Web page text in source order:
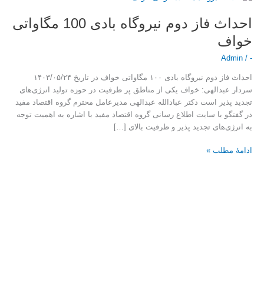
احداث فاز دوم نیروگاه بادی 100 مگاواتی
خواف
-
/
Admin
احداث فاز دوم نیروگاه بادی ۱۰۰ مگاواتی خواف در تاریخ ۱۴۰۳/۰۵/۲۴
سردار عبدالهی: خواف یکی از مناطق پر ظرفیت در حوزه تولید انرژی‌های
تجدید پذیر است دکتر عبادالله عبدالهی مدیرعامل محترم گروه اقتصاد مفید
در گفتگو با سایت اطلاع رسانی گروه اقتصاد مفید با اشاره به اهمیت توجه
به انرژی‌های تجدید پذیر و ظرفیت بالای […]
دوم
نیروگاه
بادی
100
خواف
ادامۀ مطلب »